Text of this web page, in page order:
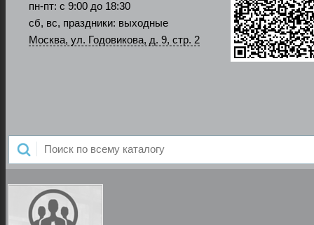
пн-пт: с 9:00 до 18:30
сб, вс, праздники: выходные
Москва, ул. Годовикова, д. 9, стр. 2